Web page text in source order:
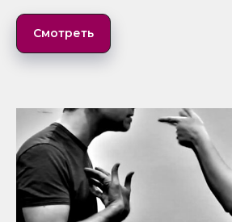
Смотреть